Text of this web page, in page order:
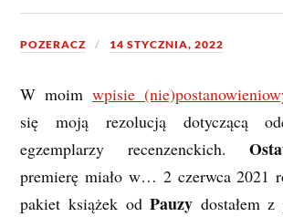
POZERACZ 14 STYCZNIA, 2022
W moim wpisie
się moją rezolucją dotyczącą
egzemplarzy recenzenckich.
premierę miało w… 2 czerwca 2021
pakiet książek odPauzy dostałem